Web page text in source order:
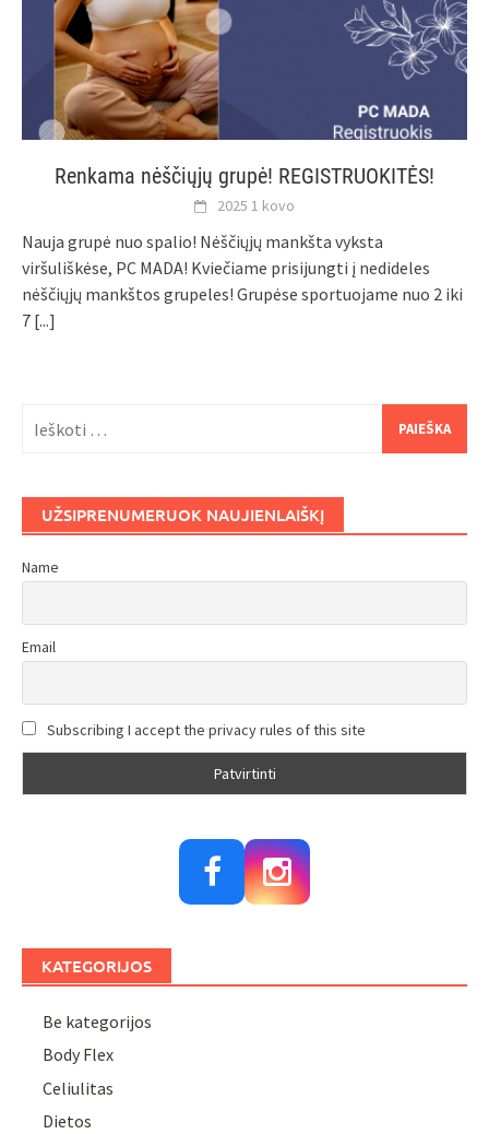
Renkama nėščiųjų grupė! REGISTRUOKITĖS!
2025 1 kovo
Nauja grupė nuo spalio! Nėščiųjų mankšta vyksta
viršuliškėse, PC MADA! Kviečiame prisijungti į nedideles
nėščiųjų mankštos grupeles! Grupėse sportuojame nuo 2 iki
7 [...]
UŽSIPRENUMERUOK NAUJIENLAIŠKĮ
Name
Email
Subscribing I accept the privacy rules of this site
KATEGORIJOS
Be kategorijos
Body Flex
Celiulitas
Dietos